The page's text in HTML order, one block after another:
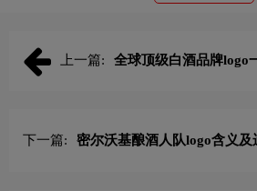
上一篇:
全球顶级白酒品牌logo
下一篇:
密尔沃基酿酒人队logo含义及